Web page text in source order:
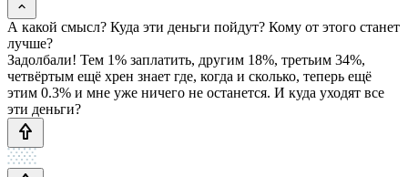
А какой смысл? Куда эти деньги пойдут? Кому от этого станет
лучше?
Задолбали! Тем 1% заплатить, другим 18%, третьим 34%,
четвёртым ещё хрен знает где, когда и сколько, теперь ещё
этим 0.3% и мне уже ничего не останется. И куда уходят все
эти деньги?